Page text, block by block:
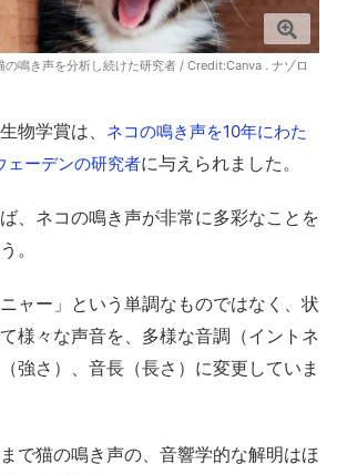
の鳴き声を分析し続けた研究者 / Credit:Canva . ナゾロ
物学賞は、 ネコの鳴き声を10年にわた
ェーデンの研究者に与えられました。
、ネコの鳴き声が非常に多彩なことを
。
ャー」という単調なものではなく、状
様々な声音を、多様な音調（イントネ
強さ）、音長（長さ）に変更していま
で猫の鳴き声の、音響学的な解明はほ